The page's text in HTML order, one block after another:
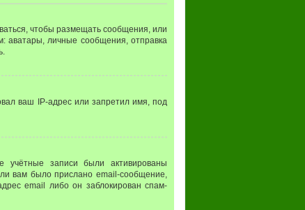
чтобы размещать сообщения, или
аватары, личные сообщения, отправка
ваш IP-адрес или запретил имя, под
учётные записи были активированы
вам было прислано email-сообщение,
email либо он заблокирован спам-